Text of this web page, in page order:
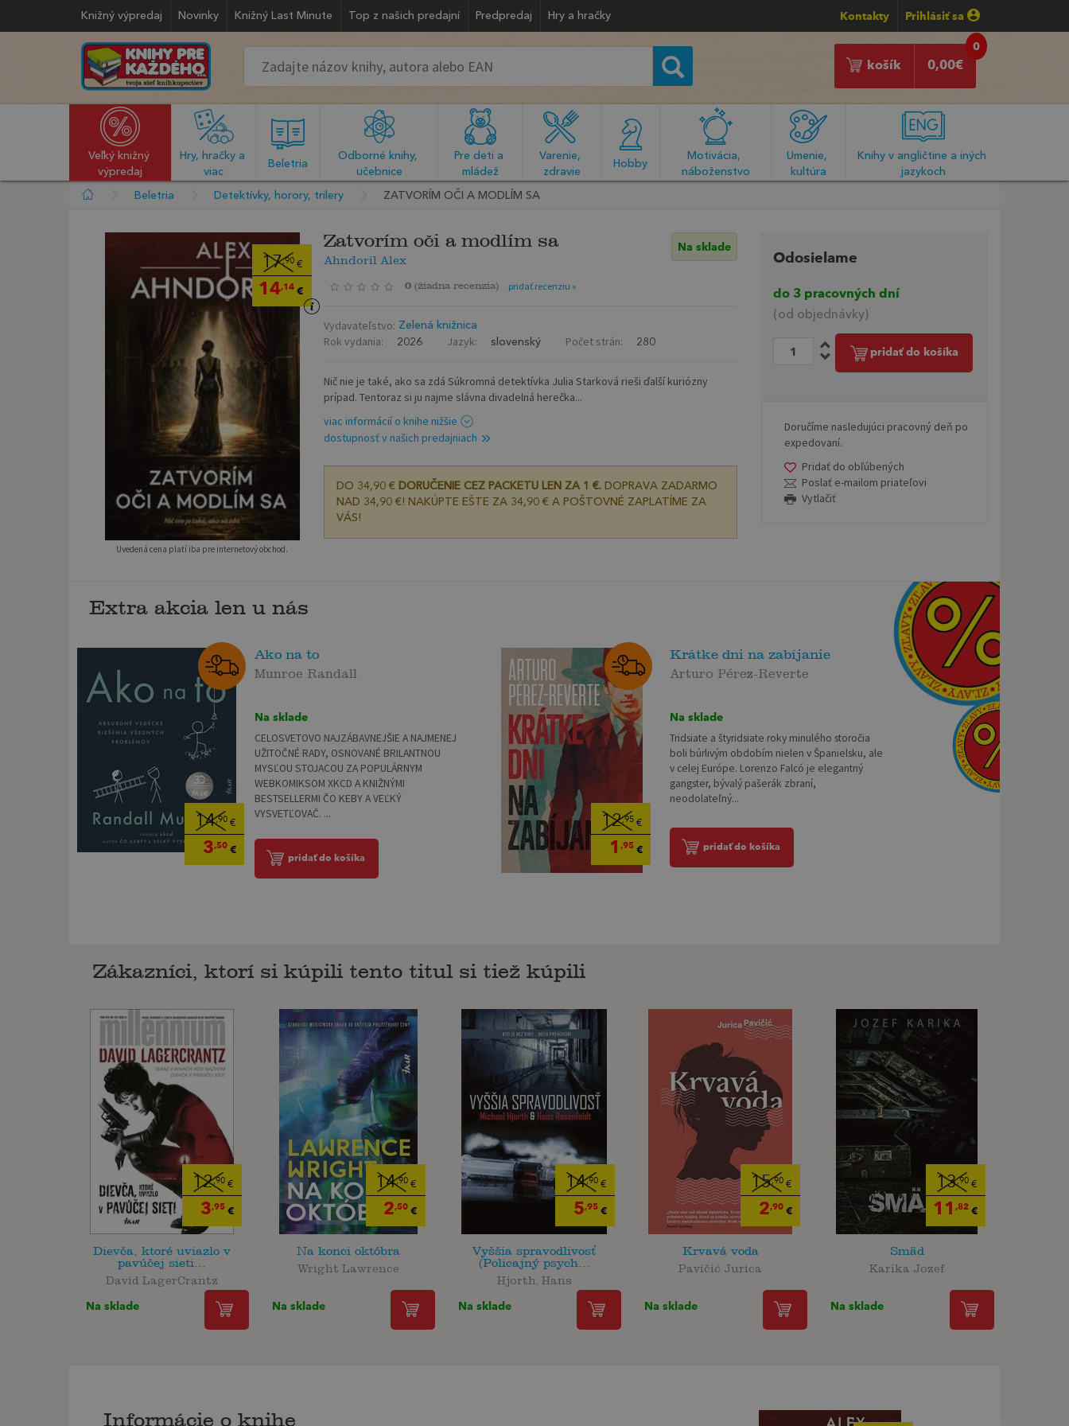
Knižný výpredaj Novinky Knižný Last Minute Top z našich predajní Predpredaj Hry a hračky Kontakty Prihlásiť sa
0
0,00€
košík
Veľký knižný
výpredaj
Hry, hračky a
viac
Beletria
Odborné knihy,
učebnice
Pre deti a
mládež
Varenie,
zdravie
Hobby
Motivácia,
náboženstvo
Umenie,
kultúra
Knihy v angličtine a iných
jazykoch
Beletria Detektívky, horory, trilery ZATVORÍM OČI A MODLÍM SA
17,90 €
14,14 €
Uvedená cena platí iba pre internetový obchod.
Zatvorím oči a modlím sa
Ahndoril Alex
Na sklade
0 (žiadna recenzia) pridať recenziu »
Vydavateľstvo: Zelená knižnica
Rok vydania: 2026 Jazyk: slovenský Počet strán: 280
Nič nie je také, ako sa zdá Súkromná detektívka Julia Starková rieši ďalší kuriózny
prípad. Tentoraz si ju najme slávna divadelná herečka...
viac informácií o knihe nižšie
dostupnosť v našich predajniach
DO 34,90 € DORUČENIE CEZ PACKETU LEN ZA 1 €.DOPRAVA ZADARMO
NAD 34,90 €! NAKÚPTE EŠTE ZA 34,90 € A POŠTOVNÉ ZAPLATÍME ZA
VÁS!
Odosielame
do 3 pracovných dní
(od objednávky)
pridať do košíka
Doručíme nasledujúci pracovný deň po
expedovaní.
Pridať do obľúbených
Poslať e-mailom priateľovi
Vytlačiť
Extra akcia len u nás
14,90€
3,50€
Ako na to
Munroe Randall
Na sklade
CELOSVETOVO NAJZÁBAVNEJŠIE A NAJMENEJ
UŽITOČNÉ RADY, OSNOVANÉ BRILANTNOU
MYSĽOU STOJACOU ZA POPULÁRNYM
WEBKOMIKSOM XKCD A KNIŽNÝMI
BESTSELLERMI ČO KEBY A VEĽKÝ
VYSVETĽOVAČ. ...
pridať do košíka
12,95€
1 ,95€
Krátke dni na zabíjanie
Arturo Pérez-Reverte
Na sklade
Tridsiate a štyridsiate roky minulého storočia
boli búrlivým obdobím nielen v Španielsku, ale
v celej Európe. Lorenzo Falcó je elegantný
gangster, bývalý pašerák zbraní,
neodolateľný...
pridať do košíka
Zákazníci, ktorí si kúpili tento titul si tiež kúpili
12,90€
3,95€
Dievča, ktoré uviazlo v
pavúčej sieti...
David LagerCrantz
Na sklade
14,90 €
2,50 €
Na konci októbra
Wright Lawrence
Na sklade
14,90€
5,95€
Vyššia spravodlivosť
(Policajný psych...
Hjorth, Hans
Na sklade
15,90€
2,90€
Krvavá voda
Pavičić Jurica
Na sklade
13,90€
11 ,82€
Smäd
Karika Jozef
Na sklade
Informácie o knihe